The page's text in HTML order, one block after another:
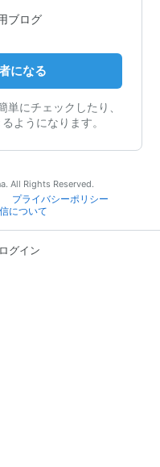
ブログ
になる
にチェックしたり、
ようになります。
All Rights Reserved.
プライバシーポリシー
について
ログイン